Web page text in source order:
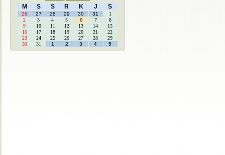
M
S S R K J S
26 27 28 29 30 31
1
2
3 4 5 6 7
8
9
10 11 12 13 14
15
16
17 18 19 20 21
22
23
24 25 26 27 28
29
30
31 1 2 3 4 5